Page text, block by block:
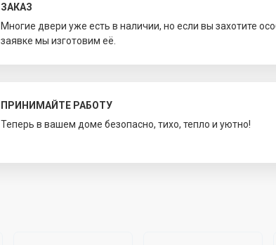
ЗАКАЗ
Многие двери уже есть в наличии, но если вы захотите
заявке мы изготовим её.
ПРИНИМАЙТЕ РАБОТУ
Теперь в вашем доме безопасно, тихо, тепло и уютно!